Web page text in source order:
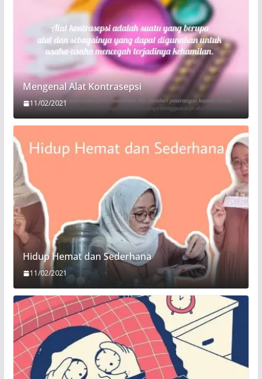
Mengenal Alat Kontrasepsi
11/02/2021
Hidup Hemat dan Sederhana
11/02/2021